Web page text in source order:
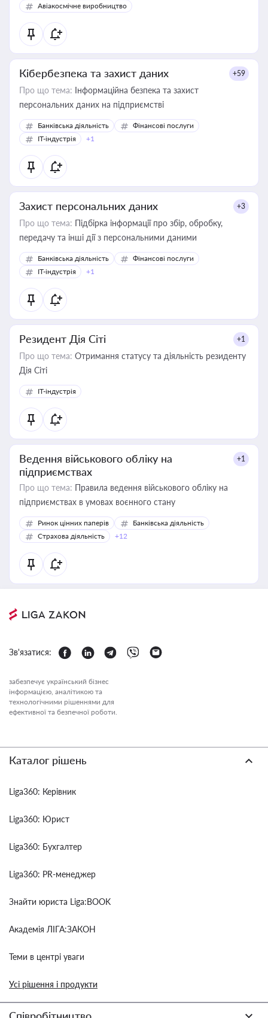
Авіакосмічне виробництво
Кібербезпека та захист даних +59
Про що тема: Інформаційна безпека та захист
персональних даних на підприємстві
Банківська діяльність
Фінансові послуги
IT-індустрія
+1
Захист персональних даних +3
Про що тема: Підбірка інформації про збір, обробку,
передачу та інші дії з персональними даними
Банківська діяльність
Фінансові послуги
IT-індустрія
+1
Резидент Дія Сіті +1
Про що тема: Отримання статусу та діяльність резиденту
Дія Сіті
IT-індустрія
Ведення військового обліку на
підприємствах
+1
Про що тема: Правила ведення військового обліку на
підприємствах в умовах воєнного стану
Ринок цінних паперів
Банківська діяльність
Страхова діяльність
+12
Зв'язатися:
забезпечує український бізнес
інформацією, аналітикою та
технологічними рішеннями для
ефективної та безпечної роботи.
Каталог рішень
Liga360: Керівник
Liga360: Юрист
Liga360: Бухгалтер
Liga360: PR-менеджер
Знайти юриста Liga:BOOK
Академія ЛІГА:ЗАКОН
Теми в центрі уваги
Усі рішення і продукти